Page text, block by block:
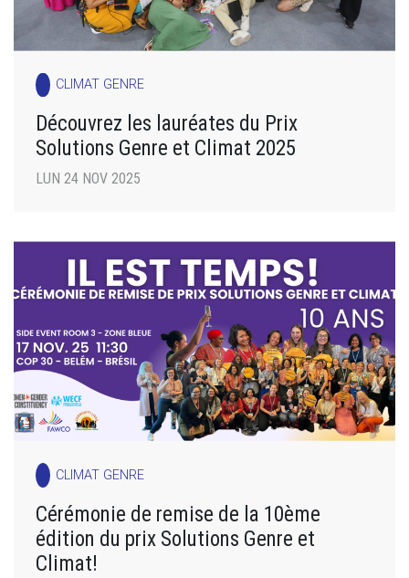
CLIMAT GENRE
Découvrez les lauréates du Prix
Solutions Genre et Climat 2025
LUN 24 NOV 2025
CLIMAT GENRE
Cérémonie de remise de la 10ème
édition du prix Solutions Genre et
Climat!